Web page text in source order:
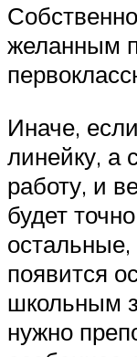
желанным
Иначе,
линейку, а
работу, и
будет
появится
школьным
нужно